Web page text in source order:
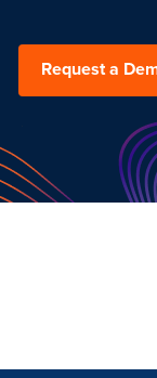
Request a